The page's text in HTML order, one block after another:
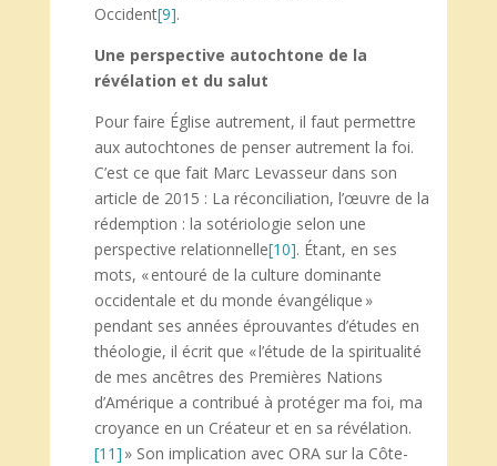
Occident[9].
Une perspective autochtone de la
révélation et du salut
Pour faire Église autrement, il faut permettre
aux autochtones de penser autrement la foi.
C’est ce que fait Marc Levasseur dans son
article de 2015 : La réconciliation, l’œuvre de la
rédemption : la sotériologie selon une
perspective relationnelle[10]. Étant, en ses
mots, « entouré de la culture dominante
occidentale et du monde évangélique »
pendant ses années éprouvantes d’études en
théologie, il écrit que « l’étude de la spiritualité
de mes ancêtres des Premières Nations
d’Amérique a contribué à protéger ma foi, ma
croyance en un Créateur et en sa révélation.
[11] » Son implication avec ORA sur la Côte-